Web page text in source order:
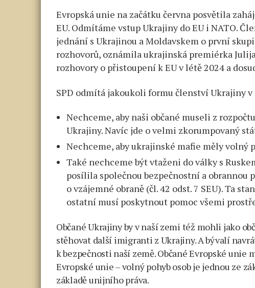
EU
Evropská unie na začátku června posvětila
EU. Odmítáme vstup Ukrajiny do EU i NATO.
jednání s Ukrajinou a Moldavskem o první
rozhovorů, oznámila ukrajinská premiérka
rozhovory o přistoupení k EU v létě 2024 a
SPD odmítá jakoukoli formu členství Ukrajiny v
Nechceme, aby naši občané museli z
Ukrajiny. Navíc jde o velmi zkorumpovaný
Nechceme, aby ukrajinské mafie měly volný
Také nechceme být vtaženi do války s
posílila společnou bezpečnostní a obrannou
o vzájemné obraně (čl. 42 odst. 7 SEU). Ta
ostatní musí poskytnout pomoc všemi
Občané Ukrajiny by v naší zemi též mohli jako
stěhovat další imigranti z Ukrajiny. A bývalí
k bezpečnosti naší země. Občané Evropské unie
Evropské unie – volný pohyb osob je jednou ze
základě unijního práva.